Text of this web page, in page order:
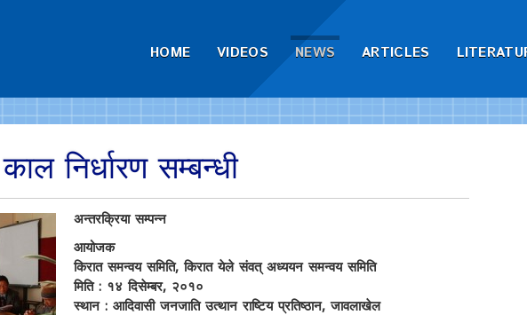
HOME VIDEOS NEWS ARTICLES
निर्धारण सम्बन्धी
अन्तरक्रिया सम्पन्न
आयोजक
किरात समन्वय समिति, किरात येले संवत् अध्ययन समन्वय समिति
मिति : १४ दिसेम्बर, २०१०
स्थान : आदिवासी जनजाति उत्थान राष्टिय प्रतिष्ठान, जावलाखेल